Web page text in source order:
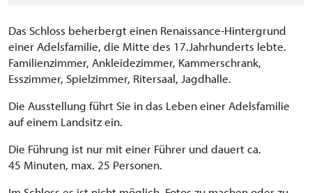
Das Schloss beherbergt einen Renaissance-Hintergrund
einer Adelsfamilie, die Mitte des 17.Jahrhunderts lebte.
Familienzimmer, Ankleidezimmer, Kammerschrank,
Esszimmer, Spielzimmer, Ritersaal, Jagdhalle.
Die Ausstellung führt Sie in das Leben einer Adelsfamilie
auf einem Landsitz ein.
Die Führung ist nur mit einer Führer und dauert ca.
45 Minuten, max. 25 Personen.